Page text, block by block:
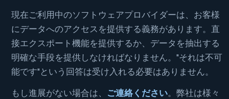
現在ご利用中のソフトウェアプロバイダーは、お客様
にデータへのアクセスを提供する義務があります。直
接エクスポート機能を提供するか、データを抽出する
明確な手段を提供しなければなりません。"それは不可
能です"という回答は受け入れる必要はありません。
もし進展がない場合は、 ご連絡ください。弊社は様々